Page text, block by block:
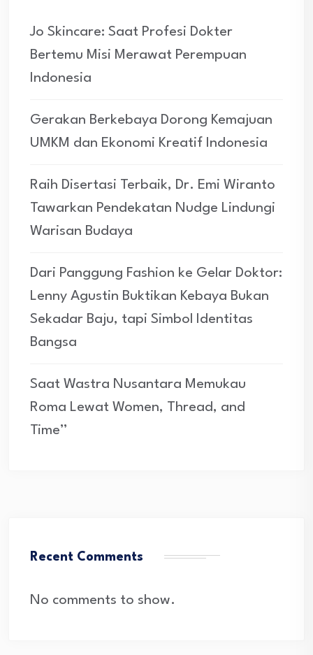
Jo Skincare: Saat Profesi Dokter
Bertemu Misi Merawat Perempuan
Indonesia
Gerakan Berkebaya Dorong Kemajuan
UMKM dan Ekonomi Kreatif Indonesia
Raih Disertasi Terbaik, Dr. Emi Wiranto
Tawarkan Pendekatan Nudge Lindungi
Warisan Budaya
Dari Panggung Fashion ke Gelar Doktor:
Lenny Agustin Buktikan Kebaya Bukan
Sekadar Baju, tapi Simbol Identitas
Bangsa
Saat Wastra Nusantara Memukau
Roma Lewat Women, Thread, and
Time”
Recent Comments
No comments to show.